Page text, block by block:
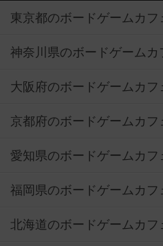
東京都のボードゲームカフ
神奈川県のボードゲームカ
大阪府のボードゲームカフ
京都府のボードゲームカフ
愛知県のボードゲームカフ
福岡県のボードゲームカフ
北海道のボードゲームカフ